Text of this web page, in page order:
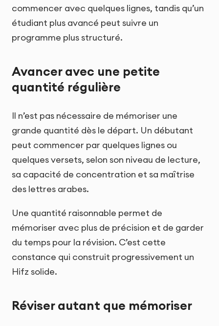
commencer avec quelques lignes, tandis qu’un
étudiant plus avancé peut suivre un
programme plus structuré.
Avancer avec une petite
quantité régulière
Il n’est pas nécessaire de mémoriser une
grande quantité dès le départ. Un débutant
peut commencer par quelques lignes ou
quelques versets, selon son niveau de lecture,
sa capacité de concentration et sa maîtrise
des lettres arabes.
Une quantité raisonnable permet de
mémoriser avec plus de précision et de garder
du temps pour la révision. C’est cette
constance qui construit progressivement un
Hifz solide.
Réviser autant que mémoriser